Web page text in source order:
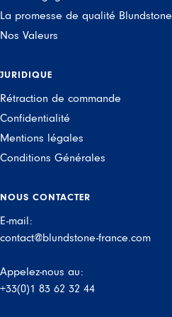
La promesse de qualité Blundstone
Nos Valeurs
JURIDIQUE
Rétraction de commande
Confidentialité
Mentions légales
Conditions Générales
NOUS CONTACTER
E-mail:
contact@blundstone-france.com
Appelez-nous au:
+33(0)1 83 62 32 44